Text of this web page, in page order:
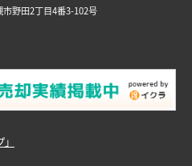
野田2丁目4番3-102号